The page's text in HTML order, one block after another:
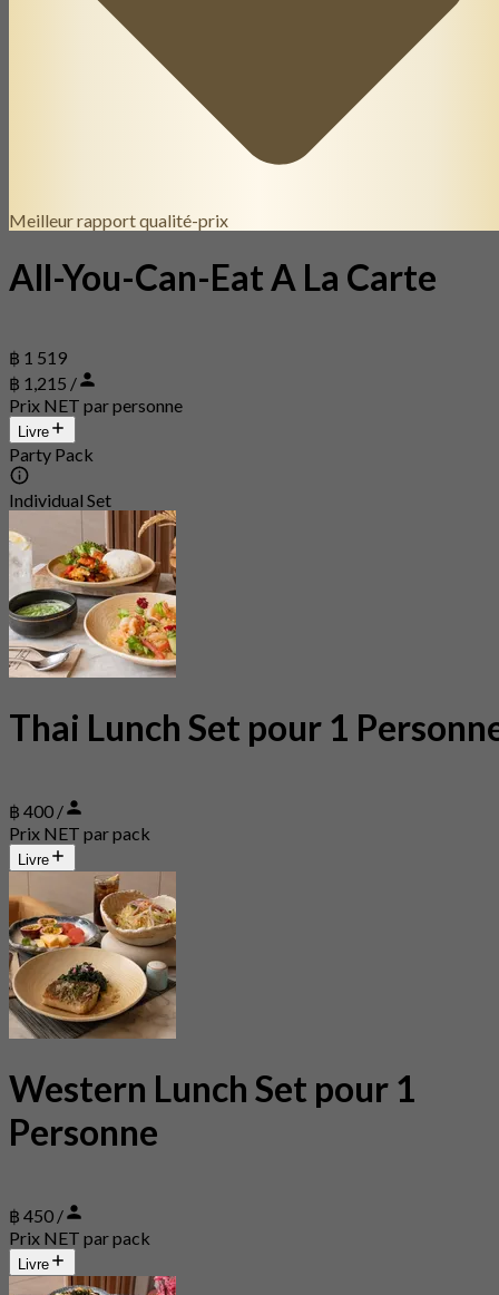
Meilleur rapport qualité-prix
All-You-Can-Eat A La Carte
฿ 1 519
฿ 1,215 /
Prix NET par personne
Livre
Party Pack
Individual Set
Thai Lunch Set pour 1
฿ 400 /
Prix NET par pack
Livre
Western Lunch Set pour 1
Personne
฿ 450 /
Prix NET par pack
Livre